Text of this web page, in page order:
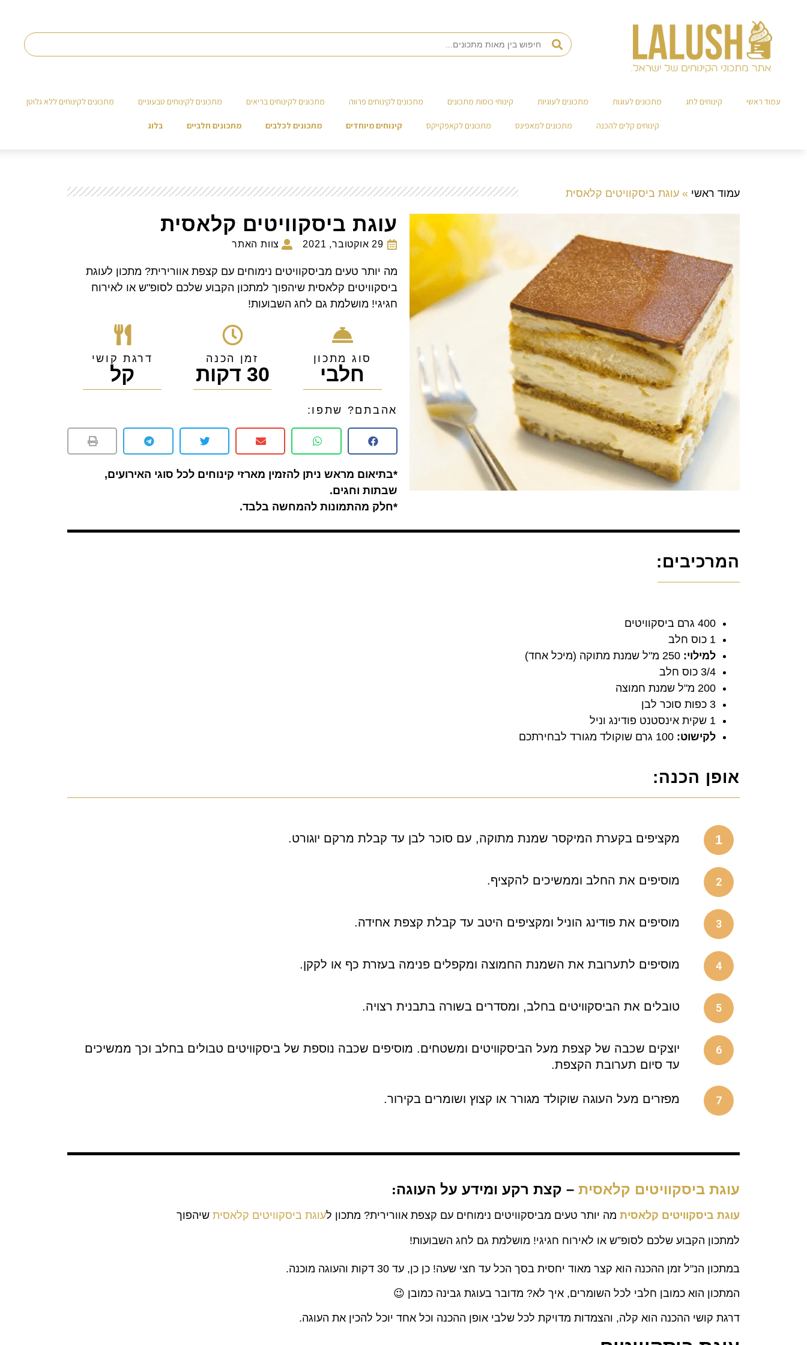
עמוד ראשי קינוחים לחג מתכונים לעוגות מתכונים לעוגיות קינוחי כוסות מתכונים מתכונים לקינוחים פרווה מתכונים לקינוחים בריאים מתכונים לקינוחים טבעוניים מתכונים לקינוחים ללא גלוטן
קינוחים קלים להכנה מתכונים למאפינס מתכונים לקאפקייקס קינוחים מיוחדים מתכונים לכלבים מתכונים חלביים בלוג
עמוד ראשי » עוגת ביסקוויטים קלאסית
עוגת ביסקוויטים קלאסית
29 אוקטובר, 2021 צוות האתר
מה יותר טעים מביסקוויטים נימוחים עם קצפת אוורירית? מתכון לעוגת
ביסקוויטים קלאסית שיהפוך למתכון הקבוע שלכם לסופ"ש או לאירוח
חגיגי! מושלמת גם לחג השבועות!
סוג מתכון
חלבי
זמן הכנה
30 דקות
דרגת קושי
קל
אהבתם? שתפו:
*בתיאום מראש ניתן להזמין מארזי קינוחים לכל סוגי האירועים,
שבתות וחגים.
*חלק מהתמונות להמחשה בלבד.
המרכיבים:
400 גרם ביסקוויטים
1 כוס חלב
למילוי:
3/4 כוס חלב
200 מ"ל שמנת חמוצה
3 כפות סוכר לבן
1 שקית אינסטנט פודינג וניל
לקישוט:
אופן הכנה:
1 מקציפים בקערת המיקסר שמנת מתוקה, עם סוכר לבן עד קבלת מרקם יוגורט.
2 מוסיפים את החלב וממשיכים להקציף.
3 מוסיפים את פודינג הוניל ומקציפים היטב עד קבלת קצפת אחידה.
4 מוסיפים לתערובת את השמנת החמוצה ומקפלים פנימה בעזרת כף או לקקן.
5 טובלים את הביסקוויטים בחלב, ומסדרים בשורה בתבנית רצויה.
6
יוצקים שכבה של קצפת מעל הביסקוויטים ומשטחים. מוסיפים שכבה נוספת של ביסקוויטים טבולים בחלב וכך ממשיכים
עד סיום תערובת הקצפת.
7 מפזרים מעל העוגה שוקולד מגורר או קצוץ ושומרים בקירור.
עוגת ביסקוויטים קלאסית – קצת רקע ומידע על העוגה:
עוגת ביסקוויטים קלאסית מה יותר טעים מביסקוויטים נימוחים עם קצפת אוורירית? מתכון לעוגת ביסקוויטים קלאסית שיהפוך
למתכון הקבוע שלכם לסופ”ש או לאירוח חגיגי! מושלמת גם לחג השבועות!
במתכון הנ"ל זמן ההכנה הוא קצר מאוד יחסית בסך הכל עד חצי שעה! כן כן, עד 30 דקות והעוגה מוכנה.
המתכון הוא כמובן חלבי לכל השומרים, איך לא? מדובר בעוגת גבינה כמובן 😉
דרגת קושי ההכנה הוא קלה, והצמדות מדויקת לכל שלבי אופן ההכנה וכל אחד יוכל להכין את העוגה.